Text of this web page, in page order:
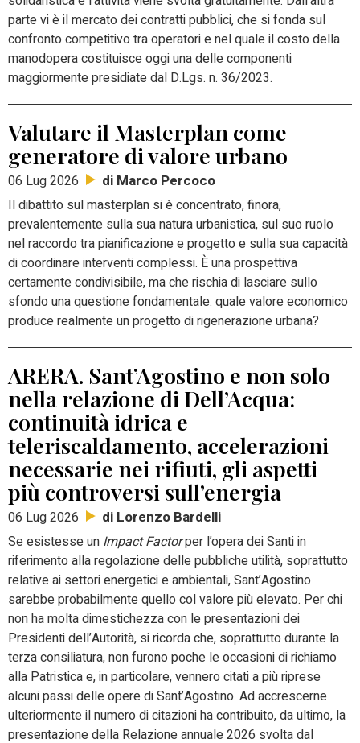
parte vi è il mercato dei contratti pubblici, che si fonda sul
confronto competitivo tra operatori e nel quale il costo della
manodopera costituisce oggi una delle componenti
maggiormente presidiate dal D.Lgs. n. 36/2023.
Valutare il Masterplan come
generatore di valore urbano
06 Lug 2026 di Marco Percoco
Il dibattito sul masterplan si è concentrato, finora,
prevalentemente sulla sua natura urbanistica, sul suo ruolo
nel raccordo tra pianificazione e progetto e sulla sua capacità
di coordinare interventi complessi. È una prospettiva
certamente condivisibile, ma che rischia di lasciare sullo
sfondo una questione fondamentale: quale valore economico
produce realmente un progetto di rigenerazione urbana?
ARERA. Sant’Agostino e non solo
nella relazione di Dell’Acqua:
continuità idrica e
teleriscaldamento, accelerazioni
necessarie nei rifiuti, gli aspetti
più controversi sull’energia
06 Lug 2026 di Lorenzo Bardelli
Se esistesse un Impact Factorper l’opera dei Santi in
riferimento alla regolazione delle pubbliche utilità, soprattutto
relative ai settori energetici e ambientali, Sant’Agostino
sarebbe probabilmente quello col valore più elevato. Per chi
non ha molta dimestichezza con le presentazioni dei
Presidenti dell’Autorità, si ricorda che, soprattutto durante la
terza consiliatura, non furono poche le occasioni di richiamo
alla Patristica e, in particolare, vennero citati a più riprese
alcuni passi delle opere di Sant’Agostino. Ad accrescerne
ulteriormente il numero di citazioni ha contribuito, da ultimo, la
presentazione della Relazione annuale 2026 svolta dal